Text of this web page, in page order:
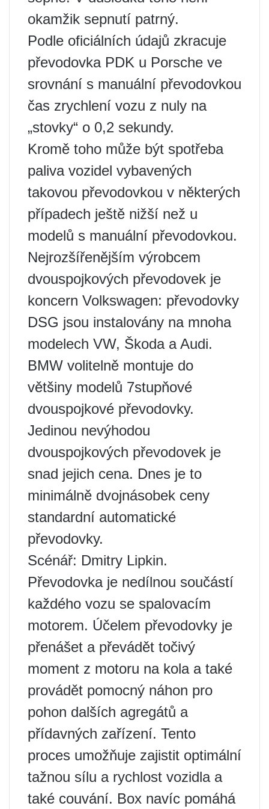
okamžik sepnutí patrný.
Podle oficiálních údajů zkracuje
převodovka PDK u Porsche ve
srovnání s manuální převodovkou
čas zrychlení vozu z nuly na
„stovky“ o 0,2 sekundy.
Kromě toho může být spotřeba
paliva vozidel vybavených
takovou převodovkou v některých
případech ještě nižší než u
modelů s manuální převodovkou.
Nejrozšířenějším výrobcem
dvouspojkových převodovek je
koncern Volkswagen: převodovky
DSG jsou instalovány na mnoha
modelech VW, Škoda a Audi.
BMW volitelně montuje do
většiny modelů 7stupňové
dvouspojkové převodovky.
Jedinou nevýhodou
dvouspojkových převodovek je
snad jejich cena. Dnes je to
minimálně dvojnásobek ceny
standardní automatické
převodovky.
Scénář: Dmitry Lipkin.
Převodovka je nedílnou součástí
každého vozu se spalovacím
motorem. Účelem převodovky je
přenášet a převádět točivý
moment z motoru na kola a také
provádět pomocný náhon pro
pohon dalších agregátů a
přídavných zařízení. Tento
proces umožňuje zajistit optimální
tažnou sílu a rychlost vozidla a
také couvání. Box navíc pomáhá